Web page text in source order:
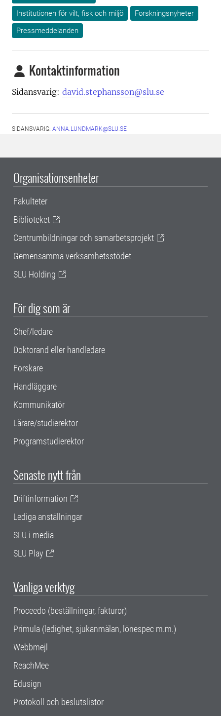
Institutionen för vilt, fisk och miljö
Forskningsnyheter
Pressmeddelanden
Kontaktinformation
Sidansvarig: david.stephansson@slu.se
SIDANSVARIG: ANNA.LUNDMARK@SLU.SE
Organisationsenheter
Fakulteter
Biblioteket
Centrumbildningar och samarbetsprojekt
Gemensamma verksamhetsstödet
SLU Holding
För dig som är
Chef/ledare
Doktorand eller handledare
Forskare
Handläggare
Kommunikatör
Lärare/studierektor
Programstudierektor
Senaste nytt från
Driftinformation
Lediga anställningar
SLU i media
SLU Play
Vanliga verktyg
Proceedo (beställningar, fakturor)
Primula (ledighet, sjukanmälan, lönespec m.m.)
Webbmejl
ReachMee
Edusign
Protokoll och beslutslistor